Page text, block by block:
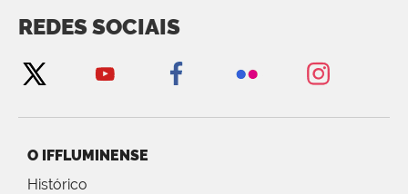
REDES SOCIAIS
O IFFLUMINENSE
Histórico